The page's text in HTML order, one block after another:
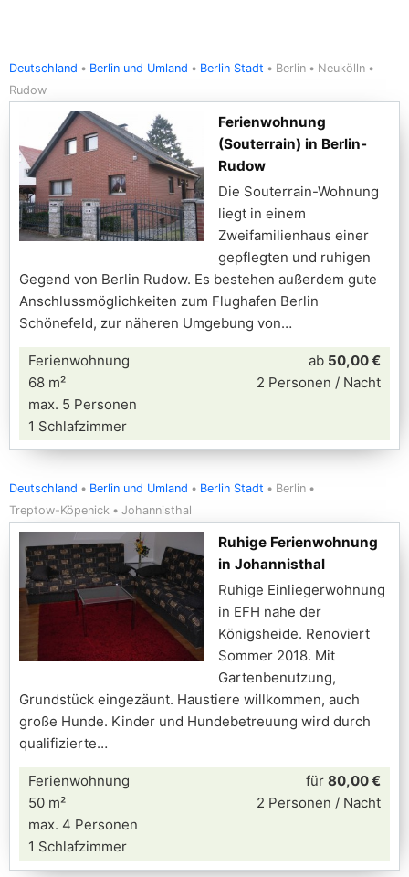
Deutschland Berlin und Umland Berlin Stadt Berlin
Neukölln
Rudow
Ferienwohnung
(Souterrain) in Berlin-
Rudow
Die Souterrain-Wohnung
liegt in einem
Zweifamilienhaus einer
gepflegten und ruhigen
Gegend von Berlin Rudow. Es bestehen außerdem gute
Anschlussmöglichkeiten zum Flughafen Berlin
Schönefeld, zur näheren Umgebung von
Ferienwohnung
68 m²
max. 5 Personen
1 Schlafzimmer
ab 50,00 €
2 Personen / Nacht
Deutschland Berlin und Umland Berlin Stadt
Berlin
Treptow-Köpenick
Johannisthal
Ruhige Ferienwohnung
in Johannisthal
Ruhige Einliegerwohnung
in EFH nahe der
Königsheide. Renoviert
Sommer 2018. Mit
Gartenbenutzung,
Grundstück eingezäunt. Haustiere willkommen, auch
große Hunde. Kinder und Hundebetreuung wird durch
qualifizierte
Ferienwohnung
50 m²
max. 4 Personen
1 Schlafzimmer
für 80,00 €
2 Personen / Nacht